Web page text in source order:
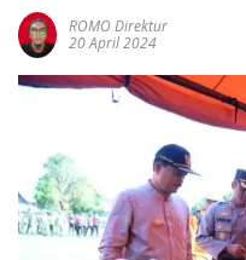
ROMO Direktur
20 April 2024